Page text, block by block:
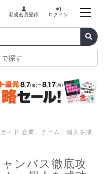
新規会員登録 ログイン
探す
イド 企業、チーム、個人を成
ンバス徹底攻